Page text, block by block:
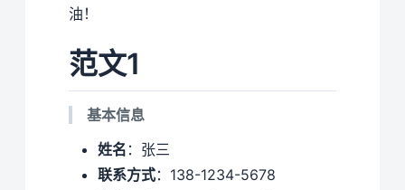
油！
范文1
基本信息
姓名 ：张三
联系方式：138-1234-5678